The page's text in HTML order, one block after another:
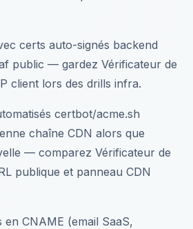
certs auto-signés backend
public — gardez Vérificateur de
client lors des drills infra.
certbot/acme.sh
chaîne CDN alors que
— comparez Vérificateur de
publique et panneau CDN
en CNAME (email SaaS,